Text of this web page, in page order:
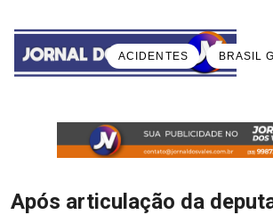
ACIDENTES BRASIL
Após articulação da